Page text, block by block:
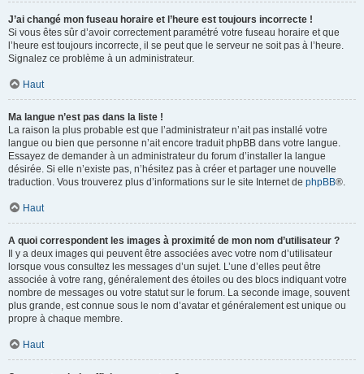
J’ai changé mon fuseau horaire et l’heure est toujours incorrecte !
Si vous êtes sûr d’avoir correctement paramétré votre fuseau horaire et que
l’heure est toujours incorrecte, il se peut que le serveur ne soit pas à l’heure.
Signalez ce problème à un administrateur.
Haut
Ma langue n’est pas dans la liste !
La raison la plus probable est que l’administrateur n’ait pas installé votre
langue ou bien que personne n’ait encore traduit phpBB dans votre langue.
Essayez de demander à un administrateur du forum d’installer la langue
désirée. Si elle n’existe pas, n’hésitez pas à créer et partager une nouvelle
traduction. Vous trouverez plus d’informations sur le site Internet de phpBB®.
Haut
A quoi correspondent les images à proximité de mon nom d’utilisateur ?
Il y a deux images qui peuvent être associées avec votre nom d’utilisateur
lorsque vous consultez les messages d’un sujet. L’une d’elles peut être
associée à votre rang, généralement des étoiles ou des blocs indiquant votre
nombre de messages ou votre statut sur le forum. La seconde image, souvent
plus grande, est connue sous le nom d’avatar et généralement est unique ou
propre à chaque membre.
Haut